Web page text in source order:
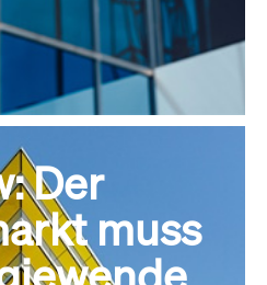
Der
muss